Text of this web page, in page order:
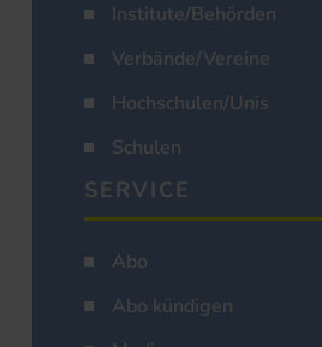
Institute/Behörden
Verbände/Vereine
Hochschulen/Unis
Schulen
SERVICE
Abo
Abo kündigen